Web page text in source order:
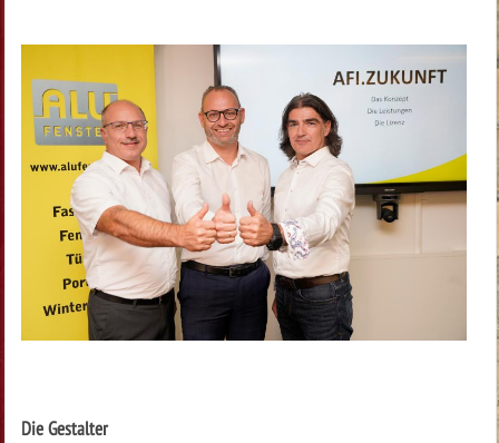
Die Gestalter